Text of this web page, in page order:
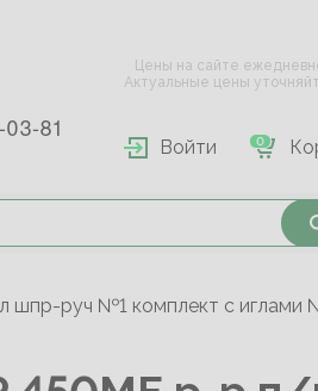
Цены на сайте
Актуальные цены
81
Войти 0
руч №1 комплект с иглами